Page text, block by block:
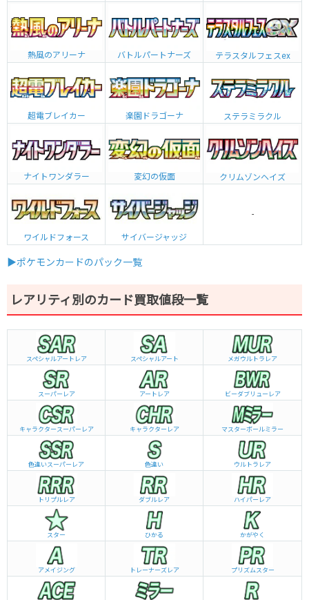
熱風のアリーナ バトルパートナーズ テラスタルフェスex
超電ブレイカー 楽園ドラゴーナ ステラミラクル
ナイトワンダラー 変幻の仮面 クリムゾンヘイズ
ワイルドフォース サイバージャッジ
-
▶ポケモンカードのパック一覧
レアリティ別のカード買取値段一覧
スペシャルアートレア スペシャルアート メガウルトラレア
スーパーレア アートレア ビーダブリュー レア
キャラクタースーパーレア キャラクターレア マスターボールミラー
色違いスーパーレア 色違い ウルトラレア
トリプルレア ダブルレア ハイパーレア
スター ひかる かがやく
アメイジング トレーナーズレア プリズムスター